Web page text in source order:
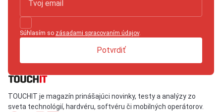
Súhlasím so zásadami spracovaním údajov.
Potvrdiť
TOUCHIT je magazín prinášajúci novinky, testy a analýzy zo
sveta technológií, hardvéru, softvéru či mobilných operátorov.